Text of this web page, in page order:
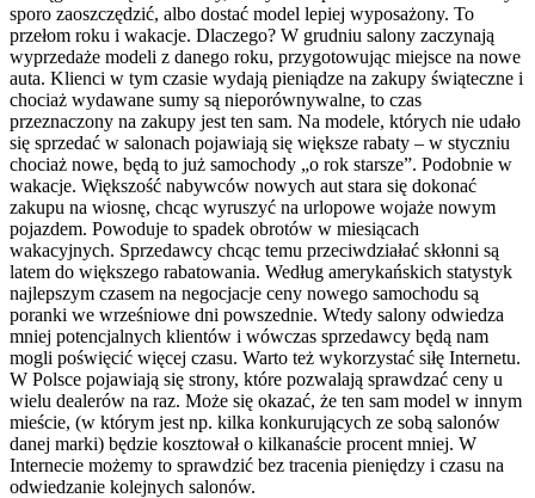
sporo zaoszczędzić, albo dostać model lepiej wyposażony. To
przełom roku i wakacje. Dlaczego? W grudniu salony zaczynają
wyprzedaże modeli z danego roku, przygotowując miejsce na nowe
auta. Klienci w tym czasie wydają pieniądze na zakupy świąteczne i
chociaż wydawane sumy są nieporównywalne, to czas
przeznaczony na zakupy jest ten sam. Na modele, których nie udało
się sprzedać w salonach pojawiają się większe rabaty – w styczniu
chociaż nowe, będą to już samochody „o rok starsze”. Podobnie w
wakacje. Większość nabywców nowych aut stara się dokonać
zakupu na wiosnę, chcąc wyruszyć na urlopowe wojaże nowym
pojazdem. Powoduje to spadek obrotów w miesiącach
wakacyjnych. Sprzedawcy chcąc temu przeciwdziałać skłonni są
latem do większego rabatowania. Według amerykańskich statystyk
najlepszym czasem na negocjacje ceny nowego samochodu są
poranki we wrześniowe dni powszednie. Wtedy salony odwiedza
mniej potencjalnych klientów i wówczas sprzedawcy będą nam
mogli poświęcić więcej czasu. Warto też wykorzystać siłę Internetu.
W Polsce pojawiają się strony, które pozwalają sprawdzać ceny u
wielu dealerów na raz. Może się okazać, że ten sam model w innym
mieście, (w którym jest np. kilka konkurujących ze sobą salonów
danej marki) będzie kosztował o kilkanaście procent mniej. W
Internecie możemy to sprawdzić bez tracenia pieniędzy i czasu na
odwiedzanie kolejnych salonów.